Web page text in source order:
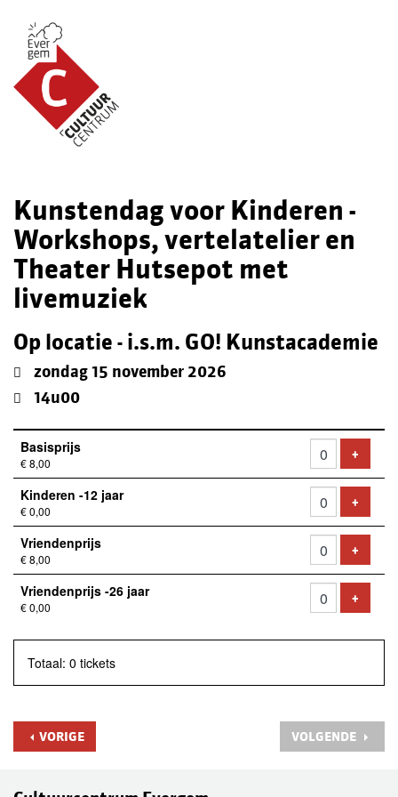
Kunstendag voor Kinderen -
Workshops, vertelatelier en
Theater Hutsepot met
livemuziek
Op locatie - i.s.m. GO! Kunstacademie
zondag 15 november 2026
14u00
Aantal
Basisprijs
€ 8,00
+
Kinderen -12 jaar
€ 0,00
+
Vriendenprijs
€ 8,00
+
Vriendenprijs -26 jaar
€ 0,00
+
Totaal: 0 tickets
VORIGE VOLGENDE